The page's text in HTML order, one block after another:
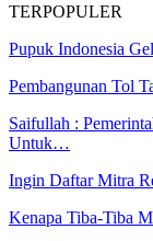
TERPOPULER
Pupuk Indonesia
Pembangunan Tol
Saifullah :
Untuk…
Ingin Daftar Mitra
Kenapa Tiba-Tiba